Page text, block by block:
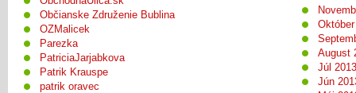
Občianske Združenie Bublina
OZMalicek
Parezka
PatriciaJarjabkova
Patrik Krauspe
patrik oravec
August
Júl 2013
Jún